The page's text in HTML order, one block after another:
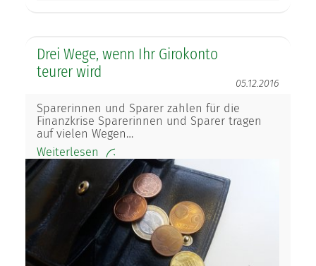
Drei Wege, wenn Ihr Girokonto
teurer wird
05.12.2016
Sparerinnen und Sparer zahlen für die
Finanzkrise Sparerinnen und Sparer tragen
auf vielen Wegen…
Weiterlesen